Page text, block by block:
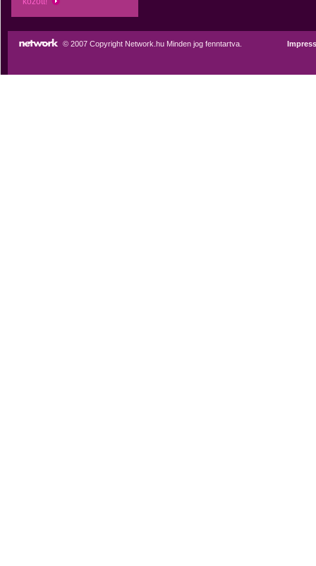
© 2007 Copyright Network.hu Minden jog fenntartva.